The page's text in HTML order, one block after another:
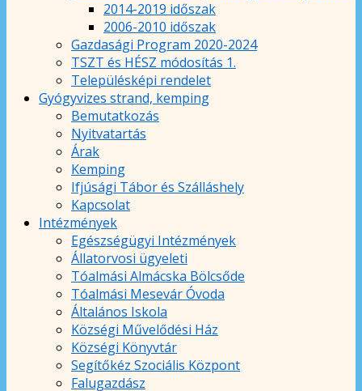
2014-2019 időszak
2006-2010 időszak
Gazdasági Program 2020-2024
TSZT és HÉSZ módosítás 1.
Településképi rendelet
Gyógyvizes strand, kemping
Bemutatkozás
Nyitvatartás
Árak
Kemping
Ifjúsági Tábor és Szálláshely
Kapcsolat
Intézmények
Egészségügyi Intézmények
Állatorvosi ügyeleti
Tóalmási Almácska Bölcsőde
Tóalmási Mesevár Óvoda
Általános Iskola
Községi Művelődési Ház
Községi Könyvtár
Segítőkéz Szociális Központ
Falugazdász